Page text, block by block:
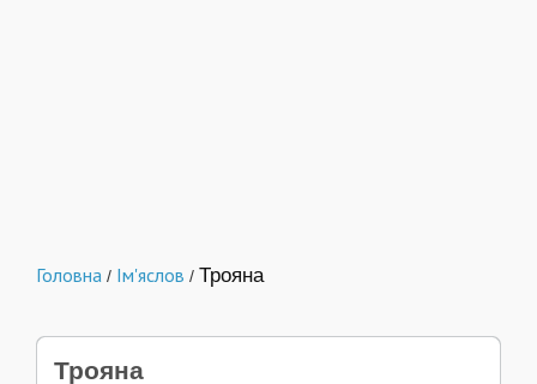
Головна / Ім'яслов / Трояна
Трояна